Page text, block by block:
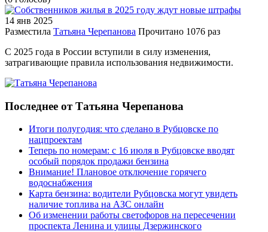
14 янв 2025
Разместила Татьяна Черепанова Прочитано 1076 раз
С 2025 года в России вступили в силу изменения,
затрагивающие правила использования недвижимости.
Последнее от Татьяна Черепанова
Итоги полугодия: что сделано в Рубцовске по
нацпроектам
Теперь по номерам: с 16 июля в Рубцовске вводят
особый порядок продажи бензина
Внимание! Плановое отключение горячего
водоснабжения
Карта бензина: водители Рубцовска могут увидеть
наличие топлива на АЗС онлайн
Об изменении работы светофоров на пересечении
проспекта Ленина и улицы Дзержинского